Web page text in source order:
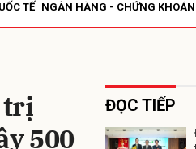
TẾ NGÂN HÀNG - CHỨNG KHOÁN
trị
500
ĐỌC TIẾP